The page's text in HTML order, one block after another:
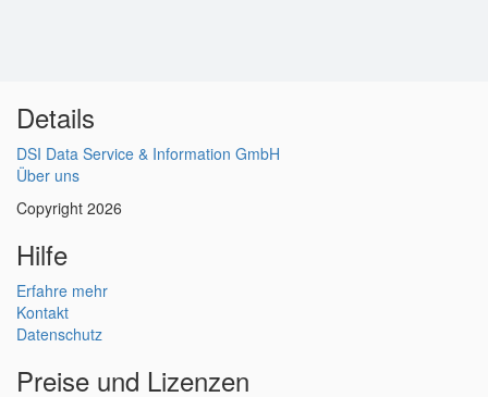
Details
DSI Data Service & Information GmbH
Über uns
Copyright 2026
Hilfe
Erfahre mehr
Kontakt
Datenschutz
Preise und Lizenzen